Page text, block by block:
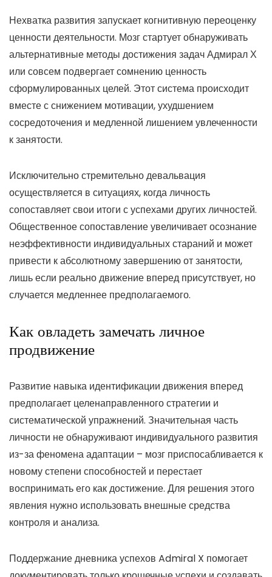
Нехватка развития запускает когнитивную переоценку
ценности деятельности. Мозг стартует обнаруживать
альтернативные методы достижения задач Адмирал Х
или совсем подвергает сомнению ценность
сформулированных целей. Этот система происходит
вместе с снижением мотивации, ухудшением
сосредоточения и медленной лишением увлеченности
к занятости.
Исключительно стремительно девальвация
осуществляется в ситуациях, когда личность
сопоставляет свои итоги с успехами других личностей.
Общественное сопоставление увеличивает осознание
неэффективности индивидуальных стараний и может
привести к абсолютному завершению от занятости,
лишь если реально движение вперед присутствует, но
случается медленнее предполагаемого.
Как овладеть замечать личное
продвижение
Развитие навыка идентификации движения вперед
предполагает целенаправленного стратегии и
систематической упражнений. Значительная часть
личности не обнаруживают индивидуального развития
из-за феномена адаптации – мозг приспосабливается к
новому степени способностей и перестает
воспринимать его как достижение. Для решения этого
явления нужно использовать внешные средства
контроля и анализа.
Поддержание дневника успехов Admiral X помогает